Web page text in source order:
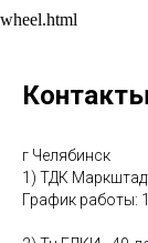
wheel.html
Контакты
г Челябинск
1) ТДК
График работы: